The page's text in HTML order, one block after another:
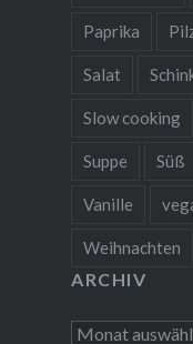
Paprika
Salat
Slow cooking
Suppe Süß
Vanille
Weihnachten
ARCHIV
Archiv